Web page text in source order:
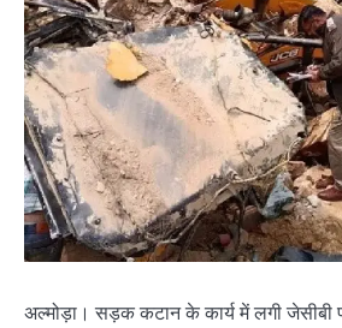
अल्मोड़ा। सड़क कटान के कार्य में लगी जेसीबी